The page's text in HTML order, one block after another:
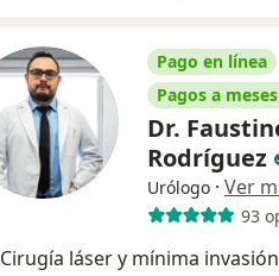
Pago en línea
Pagos a
Dr.
Rodríguez
Urólogo · Ver
93
Cirugía láser y mínima invasión